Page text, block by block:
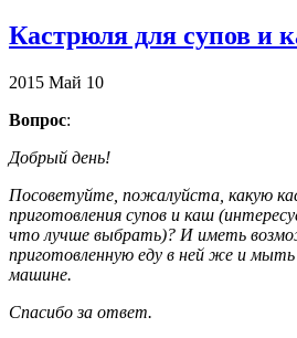
Кастрюля для супов и
2015 Май 10
Вопрос:
Добрый день!
Посоветуйте, пожалуйста, какую
приготовления супов и каш
что лучше выбрать)? И иметь
приготовленную еду в ней же и мыть
машине.
Спасибо за ответ.